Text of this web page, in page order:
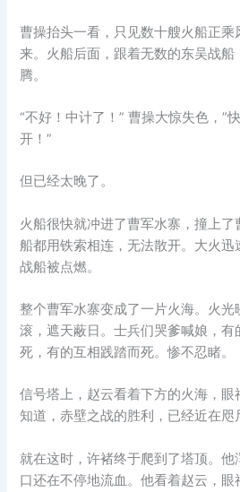
曹操抬头一看，只见数十艘火船正乘
来。火船后面，跟着无数的东吴战船
腾。
“不好！中计了！” 曹操大惊失色，”
开！”
但已经太晚了。
火船很快就冲进了曹军水寨，撞上
船都用铁索相连，无法散开。大火
战船被点燃。
整个曹军水寨变成了一片火海。火
滚，遮天蔽日。士兵们哭爹喊娘，有
死，有的互相践踏而死。惨不忍睹。
信号塔上，赵云看着下方的火海，
知道，赤壁之战的胜利，已经近在咫
就在这时，许褚终于爬到了塔顶。
口还在不停地流血。他看着赵云，